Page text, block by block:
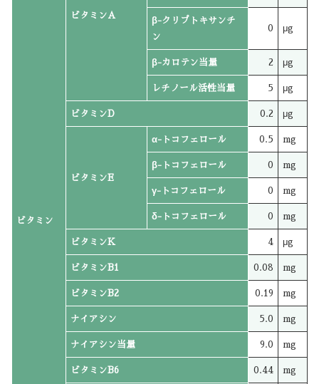
ビタミン
ビタミンA
β-クリプトキサンチ
ン
0 μg
β-カロテン当量 2 μg
レチノール活性当量 5 μg
ビタミンD 0.2 μg
ビタミンE
α-トコフェロール 0.5 mg
β-トコフェロール 0 mg
γ-トコフェロール 0 mg
δ-トコフェロール 0 mg
ビタミンK 4 μg
ビタミンB1 0.08 mg
ビタミンB2 0.19 mg
ナイアシン 5.0 mg
ナイアシン当量 9.0 mg
ビタミンB6 0.44 mg